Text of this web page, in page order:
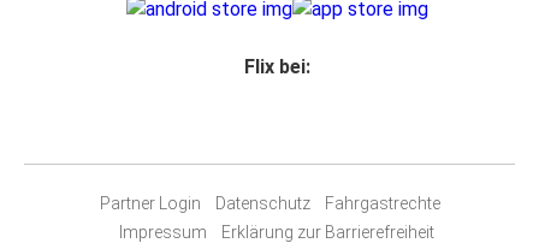
Flix bei:
Partner Login Datenschutz
Fahrgastrechte
Impressum
Erklärung zur Barrierefreiheit